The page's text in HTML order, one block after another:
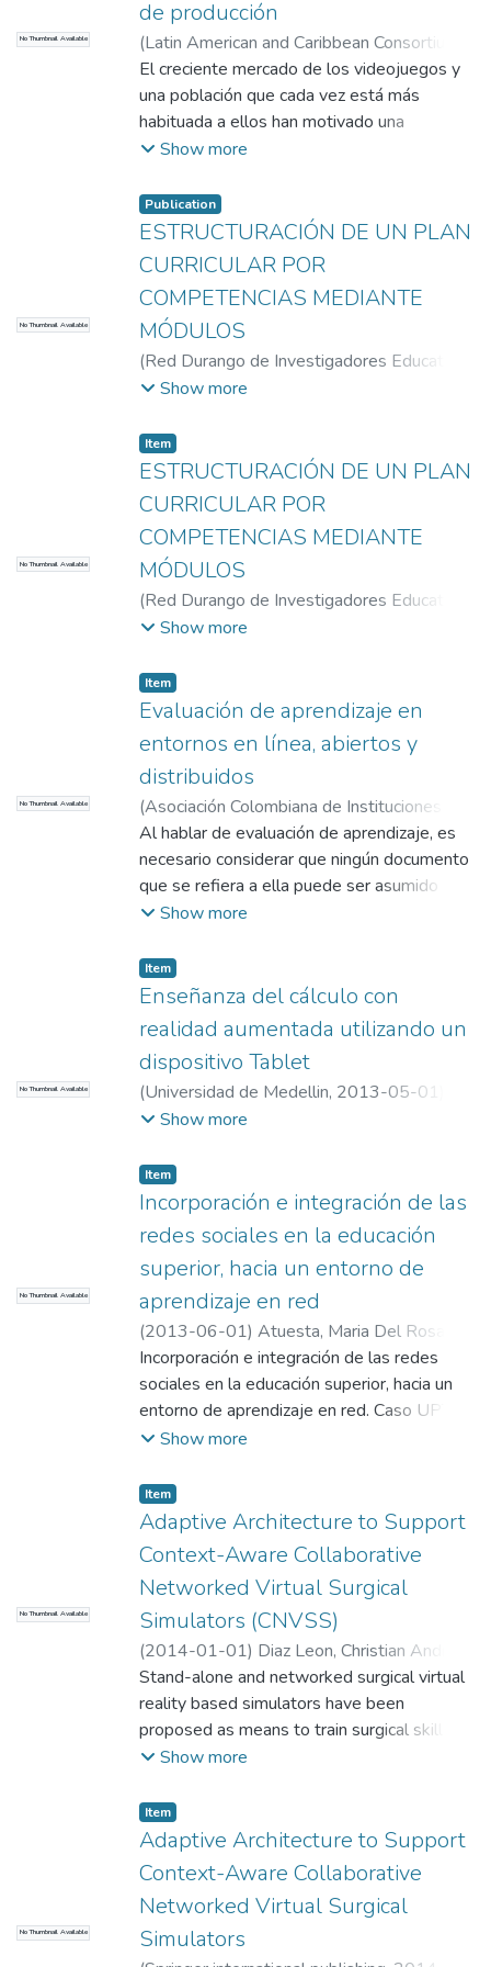
No Thumbnail Available
de producción
(Latin American and Caribbean Consortium
of Engineering Institutions (LACCEI Inc),
2012-07-01 )Carmona, Guillermo Leon
Gomez, H.T. ;Carmona, Guillermo Leon
Gomez, H.T.;Universidad EAFIT.
I+D+I en Tecnologías de la Información y las
Comunicaciones
El creciente mercado de los videojuegos y
una población que cada vez está más
habituada a ellos han motivado una
exploración creciente de su usocomo
videojuegos con objetivos de aprendizaje
Show more
No Thumbnail Available
Publication
ESTRUCTURACIÓN DE UN PLAN
CURRICULAR POR
COMPETENCIAS MEDIANTE
MÓDULOS
(Red Durango de Investigadores Educativos
A. C.,2012-10-01
Show more
No Thumbnail Available
Item
ESTRUCTURACIÓN DE UN PLAN
CURRICULAR POR
COMPETENCIAS MEDIANTE
MÓDULOS
(Red Durango de Investigadores Educativos
A. C.,2012-10-01
Universidad EAFIT. Departamento de
Ingeniería de Sistemas;I+D+I en
Tecnologías de la Información y las
Comunicaciones
Show more
No Thumbnail Available
Item
Evaluación de aprendizaje en
entornos en línea, abiertos y
distribuidos
(Asociación Colombiana de Instituciones de
Educación Superior con Programas a
Distancia y Virtual, ACESAD,2013-01-01)
Leal Fonseca, Diego Ernesto;Leal Fonseca,
Diego Ernesto
I+D+I en Tecnologías de la Información y las
Comunicaciones
Al hablar de evaluación de aprendizaje, es
necesario considerar que ningún documento
que se refiera a ella puede ser asumido en
términos absolutos. Cualquier propuesta
universalesAl hablar de evaluación de
aprend
Show more
No Thumbnail Available
Item
Enseñanza del cálculo con
realidad aumentada utilizando un
dispositivo Tablet
(Universidad de Medellin, 2013-05-01
Duarte, P.V.E.;
Trefftz Gomez, Helmuth
Fernando;Universidad EAFIT.
Departamento de Ingeniería de Sistemas
I+D+I en Tecnologías de la Información y las
Comunicaciones
Show more
No Thumbnail Available
Item
Incorporación e integración de las
redes sociales en la educación
superior, hacia un entorno de
aprendizaje en red
(2013-06-01) Atuesta, Maria Del Rosario
Atuesta, Maria Del Rosario;Universidad
EAFIT. Departamento de Ingeniería de
Sistemas;I+D+I en Tecnologías de la
Información y las Comunicaciones
Incorporación e integración de las redes
sociales en la educación superior, hacia un
entorno de aprendizaje en red. Caso UPTC
Resumen Este trabajo corresponde a un
los últimos dos años, y sintetiza los
resultados
Show more
No Thumbnail Available
Item
Adaptive Architecture to Support
Context-Aware Collaborative
Networked Virtual Surgical
Simulators (CNVSS)
(2014-01-01) Diaz Leon, Christian Andres
Gomez, H.T.; Lucia Quintero M, O.;Acosta
Maya, D.A.;Sakti Srivastava;Diaz Leon,
Christian Andres;Gomez, H.T.;Lucia
Quintero M, O.
Departamento de Ingeniería de Sistemas
I+D+I en Tecnologías de la Información y las
Comunicaciones
Stand-alone and networked surgical virtual
reality based simulators have been
proposed as means to train surgical skills
with or without a supervisor nearby the
teaching in medicine schools and hospitals...
Show more
No Thumbnail Available
Item
Adaptive Architecture to Support
Context-Aware Collaborative
Networked Virtual Surgical
Simulators